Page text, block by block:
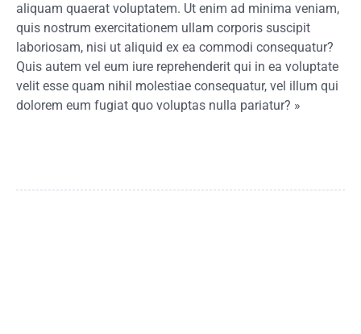
aliquam quaerat voluptatem. Ut enim ad minima veniam,
quis nostrum exercitationem ullam corporis suscipit
laboriosam, nisi ut aliquid ex ea commodi consequatur?
Quis autem vel eum iure reprehenderit qui in ea voluptate
velit esse quam nihil molestiae consequatur, vel illum qui
dolorem eum fugiat quo voluptas nulla pariatur? »